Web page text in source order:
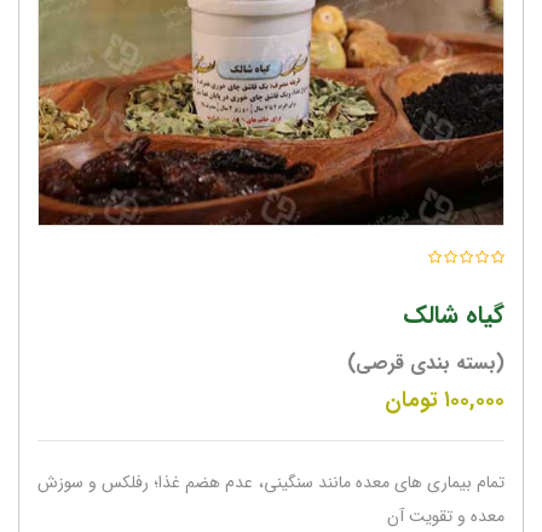
گیاه شالک
(بسته بندی قرصی)
۱۰۰,۰۰۰تومان
تمام بیماری های معده مانند سنگینی، عدم هضم غذا؛ رفلکس و سوزش
معده و تقویت آن